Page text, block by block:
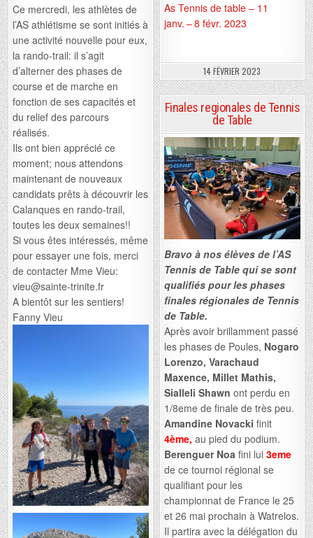
As Tennis de table – 11
janv. – 8 févr. 2023
14 FÉVRIER 2023
Ce mercredi, les athlètes de
l’AS athlétisme se sont initiés à
une activité nouvelle pour eux,
la rando-trail: il s’agit
d’alterner des phases de
course et de marche en
fonction de ses capacités et
du relief des parcours
réalisés.
Ils ont bien apprécié ce
moment; nous attendons
maintenant de nouveaux
candidats prêts à découvrir les
Calanques en rando-trail,
toutes les deux semaines!!
Si vous êtes intéressés, même
pour essayer une fois, merci
de contacter Mme Vieu:
vieu@sainte-trinite.fr
A bientôt sur les sentiers!
Fanny Vieu
Finales regionales de Tennis
de Table
Bravo à nos élèves de l’AS
Tennis de Table qui se sont
qualifiés pour les phases
finales régionales de Tennis
de Table.
Après avoir brillamment passé
les phases de Poules, Nogaro
Lorenzo, Varachaud
Maxence, Millet Mathis,
Sialleli Shawn ont perdu en
1/8eme de finale de très peu.
Amandine Novacki finit
4ème, au pied du podium.
Berenguer Noa fini lui3eme
de ce tournoi régional se
qualifiant pour les
championnat de France le 25
et 26 mai prochain à Watrelos.
Il partira avec la délégation du